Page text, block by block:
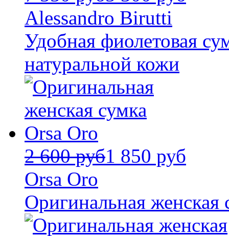
Alessandro Birutti
Удобная фиолетовая
натуральной кожи
2 600 руб1 850 руб
Orsa Oro
Оригинальная женская